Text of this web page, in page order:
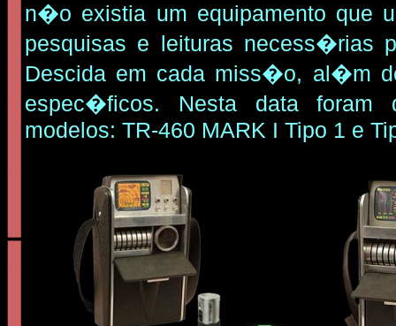
n�o existia um equipamento que
pesquisas e leituras necess�rias
Descida em cada miss�o, al�m
espec�ficos. Nesta data foram
modelos: TR-460 MARK I Tipo 1 e